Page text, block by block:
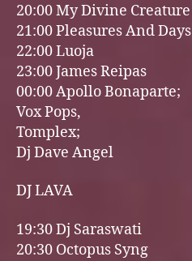
20:00 My Divine Creature
21:00 Pleasures And Days
22:00 Luoja
23:00 James Reipas
00:00 Apollo Bonaparte;
Vox Pops,
Tomplex;
Dj Dave Angel
DJ LAVA
19:30 Dj Saraswati
20:30 Octopus Syng